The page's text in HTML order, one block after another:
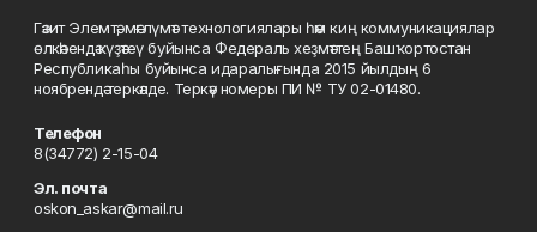
Гәзит Элемтә, мәғлүмәт технологиялары һәм киң коммуникациялар
өлкәһендә күҙәтеү буйынса Федераль хеҙмәттең Башҡортостан
Республикаһы буйынса идаралығында 2015 йылдың 6
ноябрендә теркәлде. Теркәү номеры ПИ № ТУ 02-01480.
Телефон
8(34772) 2-15-04
Эл. почта
oskon_askar@mail.ru